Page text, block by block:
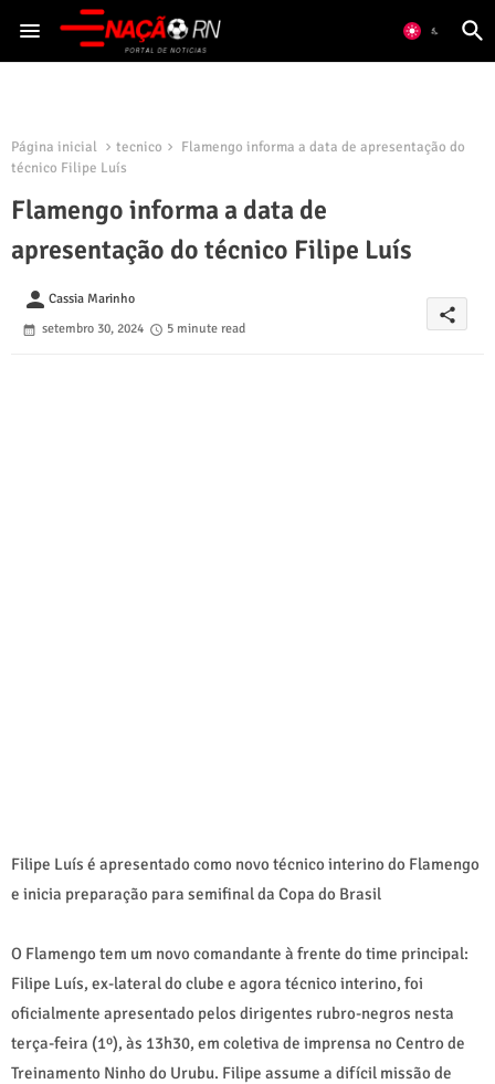
Página inicial tecnico
Flamengo informa a data de apresentação do
técnico Filipe Luís
Flamengo informa a data de
apresentação do técnico Filipe Luís
person Cassia Marinho
setembro 30, 2024
5 minute read
share
Filipe Luís é apresentado como novo técnico interino do Flamengo
e inicia preparação para semifinal da Copa do Brasil
O Flamengo tem um novo comandante à frente do time principal:
Filipe Luís, ex-lateral do clube e agora técnico interino, foi
oficialmente apresentado pelos dirigentes rubro-negros nesta
terça-feira (1º), às 13h30, em coletiva de imprensa no Centro de
Treinamento Ninho do Urubu. Filipe assume a difícil missão de